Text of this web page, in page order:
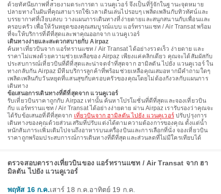
ด้วยทัศนียภาพที่สวยงามตระการตา แวนคูเวอร์ จึงเป็นที่รู้จักในฐานะจุดหมาย
ปลายทางในฝันที่คุณสามารถใช้เวลาเดินเล่นไปรอบๆ เพลิดเพลินกับทิวทัศน์และ
บรรยากาศที่เงียบสงบ วางแผนการเดินทางที่ง่ายดายและสนุกสนานกับเพื่อนและ
ครอบครัว เพื่อให้วันหยุดของคุณสมบูรณ์แบบ แอร์ทรานแซท / Air Transat พร้อม
ที่จะให้บริการที่ดีที่สุดและพาคุณออกจาก แวนคูเวอร์
เดินทางง่ายและสะดวกสบายกับ Airpaz
ค้นหาเที่ยวบินจาก แอร์ทรานแซท / Air Transat ได้อย่างรวดเร็ว ง่ายดาย และ
ราคาไม่แพงด้วยความช่วยเหลือของ Airpaz เพียงแค่คลิกเดียว คุณจะได้สัมผัสกับ
ประสบการณ์เที่ยวบินที่ดีที่สุดและน่าจดจำที่สุดจาก ฮามิลตัน ไปยัง แวนคูเวอร์ ใน
ทางกลับกัน Airpaz มีทีมบริการลูกค้าที่พร้อมช่วยเหลือคุณเสมอหากมีคำถามใดๆ
เพลิดเพลินกับวันหยุดที่แสนสุขกับครอบครัวของคุณโดยไม่ต้องกังวลกับแผนการ
เดินทาง
ข้อเสนอการเดินทางที่ดีที่สุดจาก แวนคูเวอร์
รับเที่ยวบินราคาถูกกับ Airpaz เท่านั้น ค้นหาโปรโมชั่นที่ดีที่สุดและจองเที่ยวบิน
กับ แอร์ทรานแซท / Air Transat ได้อย่างง่ายดาย ผ่าน Airpaz เรารับรองว่าคุณจะ
ได้รับข้อเสนอที่ดีที่สุดจาก เที่ยวบินจาก ฮามิลตัน ไปยัง แวนคูเวอร์ปรับปรุงการ
เดินทางของคุณด้วยส่วนเสริมที่ปรับแต่งได้ตามความต้องการของคุณ ตั้งแต่น้ำ
หนักสัมภาระเพิ่มเติมไปจนถึงอาหารบนเครื่องบินและการเลือกที่นั่ง จองเที่ยวบิน
ราคาถูกพร้อมประสบการณ์การเดินทางที่ดีที่สุดและส่วนลดที่ไม่มีใครเทียบได้
ตรวจสอบตารางเที่ยวบินของ แอร์ทรานแซท / Air Transat จาก ฮา
มิลตัน ไปยัง แวนคูเวอร์
พฤหัส 16 ก.ค.เสาร์ 18 ก.ค. อาทิตย์ 19 ก.ค.